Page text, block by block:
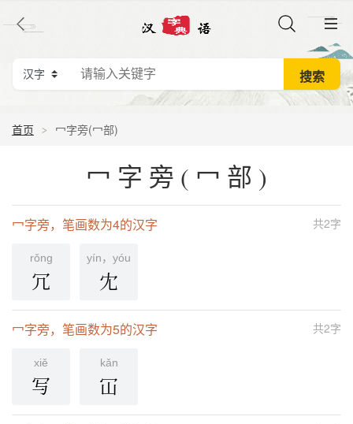
首页 冖字旁(冖部)
冖字旁(冖部)
共2字
冖字旁，笔画数为4的汉字
rǒnɡ
冗
yín，yóu
冘
共2字
冖字旁，笔画数为5的汉字
xiě
写
kǎn
冚